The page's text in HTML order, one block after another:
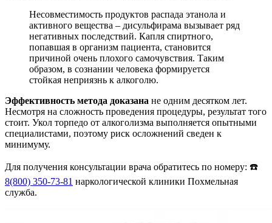
Несовместимость продуктов распада этанола и
активного вещества – дисульфирама вызывает ряд
негативных последствий. Капля спиртного,
попавшая в организм пациента, становится
причиной очень плохого самочувствия. Таким
образом, в сознании человека формируется
стойкая неприязнь к алкоголю.
Эффективность метода доказана не одним десятком лет.
Несмотря на сложность проведения процедуры, результат того
стоит. Укол торпедо от алкоголизма выполняется опытными
специалистами, поэтому риск осложнений сведен к
минимуму.
Для получения консультации врача обратитесь по номеру: ☎️
8(800) 350-73-81 наркологической клиники Похмельная
служба.